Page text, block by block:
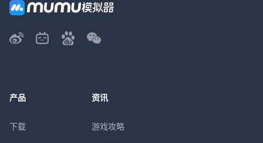
产品
下载
资讯
游戏攻略